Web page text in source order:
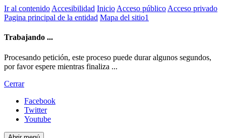
Ir al contenido Accesibilidad Inicio Acceso público Acceso privado
Pagina principal de la entidad Mapa del sitio1
Trabajando ...
Procesando petición, este proceso puede durar algunos segundos,
por favor espere mientras finaliza ...
Cerrar
Facebook
Twitter
Youtube